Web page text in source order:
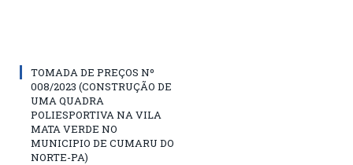
TOMADA DE PREÇOS Nº
008/2023 (CONSTRUÇÃO DE
UMA QUADRA
POLIESPORTIVA NA VILA
MATA VERDE NO
MUNICIPIO DE CUMARU DO
NORTE-PA)